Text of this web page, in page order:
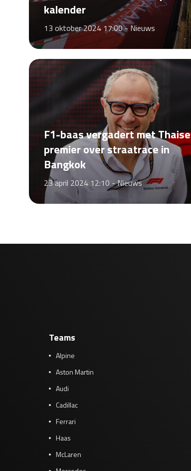
kalender
13 oktober 2024 17:00 -Nieuws
F1-baas vergadert met Thaise
premier over straatrace in
Bangkok
23 april 2024 12:10 -Nieuws
Teams
Alpine
Aston Martin
Audi
Cadillac
Ferrari
Haas
McLaren